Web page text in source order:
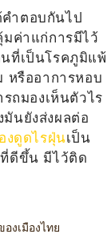
ำตอบกันไป
มค่าแก่การมีไว้
ที่เป็นโรคภูมิแพ้
หรืออาการหอบ
ถมองเห็นตัวไร
นยังส่งผลต่อ
งดูดไรฝุ่นเป็น
ที่ดีขึ้น มีไว้ติด
งเมืองไทย